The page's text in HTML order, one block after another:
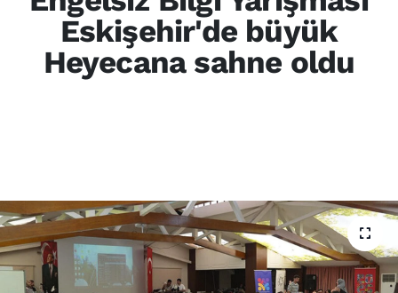
Engelsiz Bilgi Yarışması
Eskişehir'de büyük
Heyecana sahne oldu